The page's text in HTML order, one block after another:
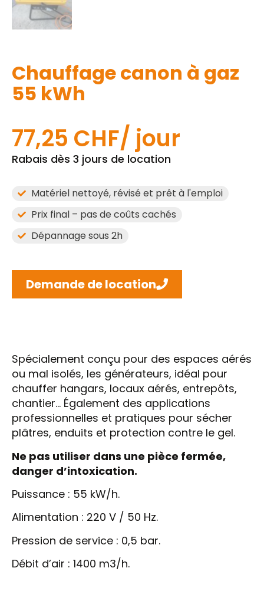
Chauffage canon à gaz
55 kWh
77,25 CHF
Rabais dès 3 jours de location
Matériel nettoyé, révisé et prêt à l'emploi
Prix final – pas de coûts cachés
Dépannage sous 2h
Demande de location
Spécialement conçu pour des espaces aérés
ou mal isolés, les générateurs, idéal pour
chauffer hangars, locaux aérés, entrepôts,
chantier… Également des applications
professionnelles et pratiques pour sécher
plâtres, enduits et protection contre le gel.
Ne pas utiliser dans une pièce fermée,
danger d’intoxication.
Puissance : 55 kW/h.
Alimentation : 220 V / 50 Hz.
Pression de service : 0,5 bar.
Débit d’air : 1400 m3/h.